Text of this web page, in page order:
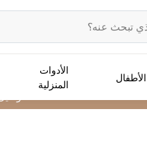
الأطفال
الأدوات
المنزلية